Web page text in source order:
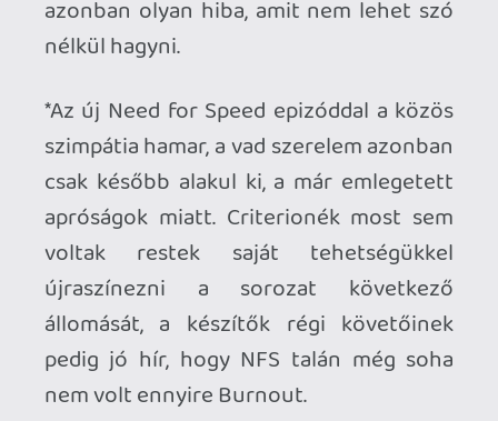
Igen, korrekt kis jatek, de vizualisan
elmarad a nagykonzolos verzioktol.
2012.11.21 21:07:00
A vitás verzióval játszik valaki?
alf22 2012.11.20 13:03:12 #011jx
karaktergenerálót leszedtem a store-ból
kurvanagy mozgásokat lehet levágni már
ott is 🙂
package-t.
lacapaca 2012.11.20 09:48:42